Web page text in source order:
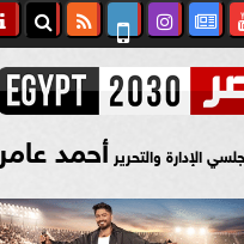
الإدارة والتحرير أحمد عامر